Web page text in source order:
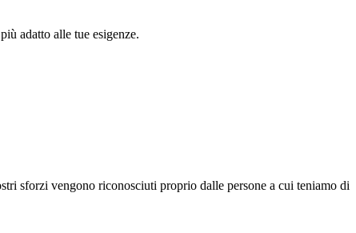
adatto alle tue esigenze.
sforzi vengono riconosciuti proprio dalle persone a cui teniamo di